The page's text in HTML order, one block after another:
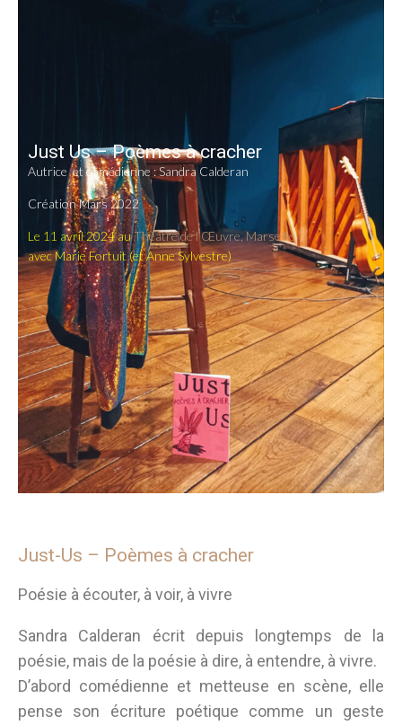
Just Us – Poèmes à cracher
Autrice et comédienne : Sandra Calderan
Création Mars 2022
Le 11 avril 2024 auThéâtre de l’Œuvre, Marseille
avec Marie Fortuit (et Anne Sylvestre)
Just-Us – Poèmes à cracher
Poésie à écouter, à voir, à vivre
Sandra Calderan écrit depuis longtemps de la
poésie, mais de la poésie à dire, à entendre, à vivre.
D’abord comédienne et metteuse en scène, elle
pense son écriture poétique comme un geste